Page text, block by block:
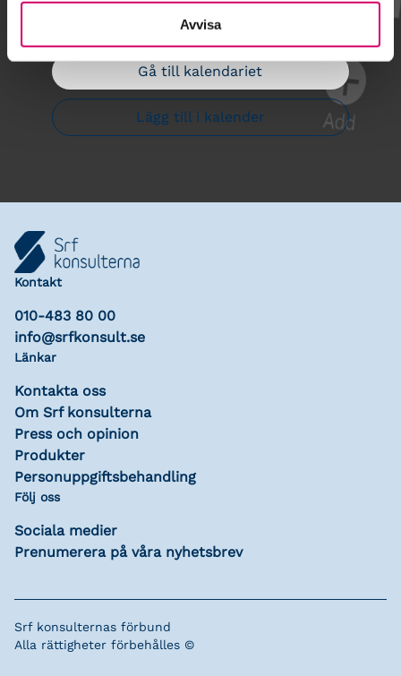
Avvisa
Gå till kalendariet
Lägg till i kalender
Kontakt
010-483 80 00
info@srfkonsult.se
Länkar
Kontakta oss
Om Srf konsulterna
Press och opinion
Produkter
Personuppgiftsbehandling
Följ oss
Sociala medier
Prenumerera på våra nyhetsbrev
Srf konsulternas förbund
Alla rättigheter förbehålles ©